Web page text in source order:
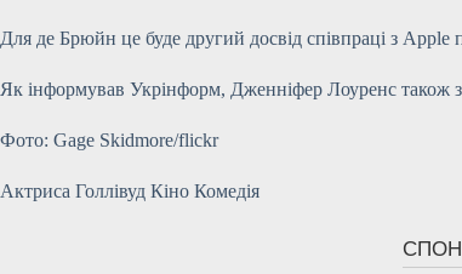
Для де Брюйн це буде другий досвід співпраці з Apple
Як інформував Укрінформ, Дженніфер Лоуренс також
Фото: Gage Skidmore/flickr
Актриса Голлівуд Кіно Комедія